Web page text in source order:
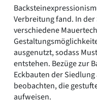
Verbreitung fand. In
verschiedene
ausgenutzt, sodass
entstehen. Bezüge zur
Eckbauten der
beobachten, die
aufweisen.